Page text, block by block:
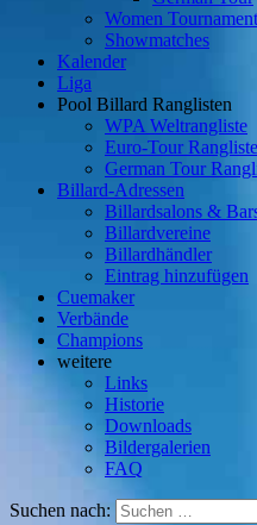
Women
Showmatches
Kalender
Liga
Pool Billard Ranglisten
WPA Weltrangliste
Euro-Tour Rangliste
German Tour
Billard-Adressen
Billardsalons &
Billardvereine
Billardhändler
Eintrag hinzufügen
Cuemaker
Verbände
Champions
weitere
Links
Historie
Downloads
Bildergalerien
FAQ
Suchen nach: